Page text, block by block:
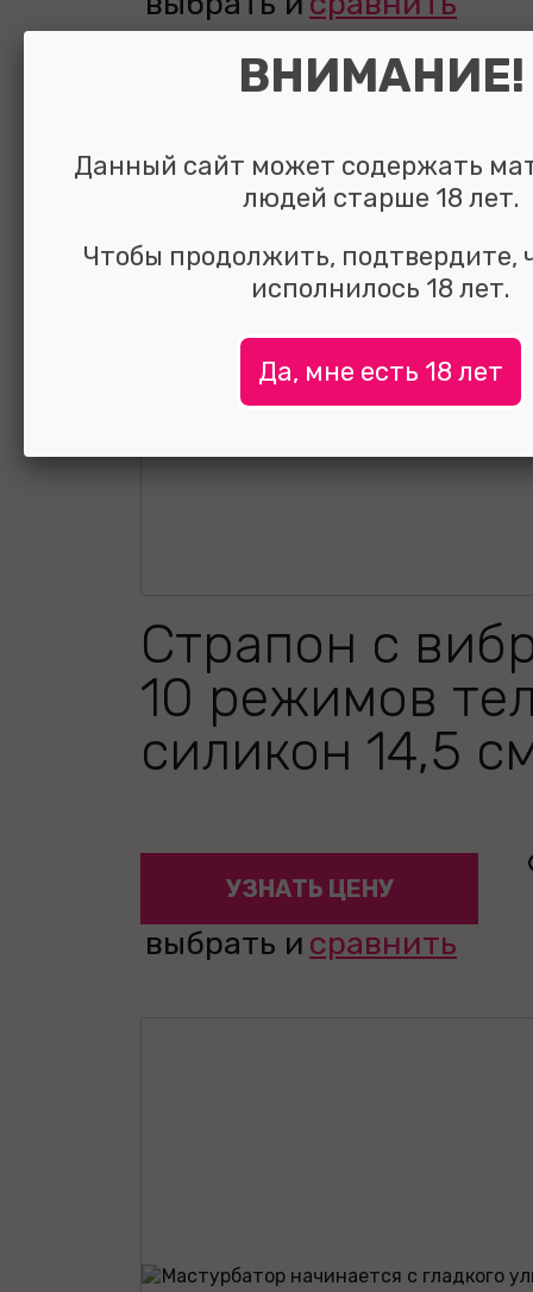
Страпон с
10 режимов
силикон 14,5
УЗНАТЬ ЦЕНУ
выбрать и сравнить
ВНИМАНИЕ!
Данный сайт может содержать
людей старше 18 лет.
Чтобы продолжить, подтвердите,
исполнилось 18 лет.
Да, мне есть 18 лет